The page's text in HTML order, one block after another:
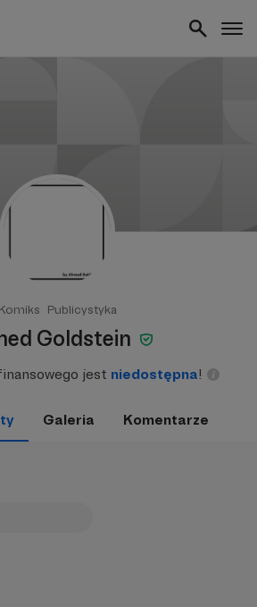
Komiks Publicystyka
Goldstein
jest niedostępna!
Galeria Komentarze